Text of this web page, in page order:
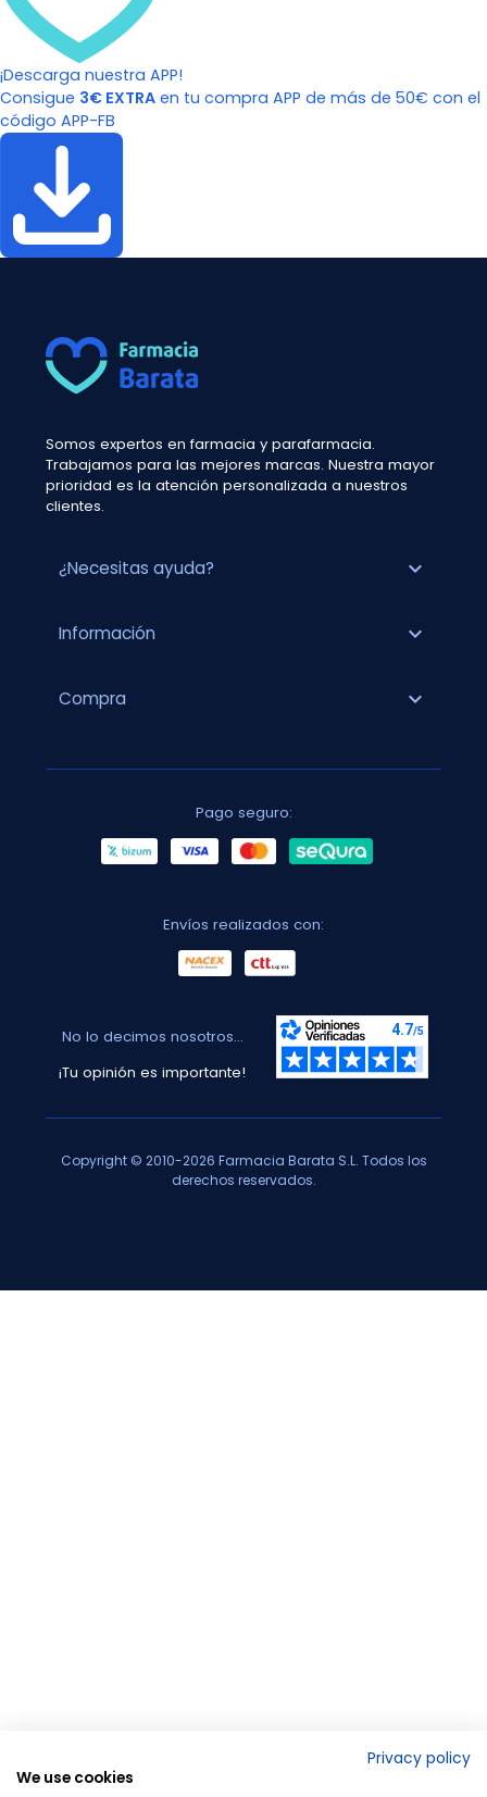
¡Descarga nuestra APP!
Consigue 3€ EXTRA en tu compra APP de más de 50€ con el
código APP-FB
Somos expertos en farmacia y parafarmacia.
Trabajamos para las mejores marcas. Nuestra mayor
prioridad es la atención personalizada a nuestros
clientes.
¿Necesitas ayuda? expand_more
Información expand_more
Compra expand_more
Pago seguro:
Envíos realizados con:
No lo decimos nosotros...
¡Tu opinión es importante!
Copyright © 2010-2026 Farmacia Barata S.L. Todos los
derechos reservados.
Privacy policy
We use cookies